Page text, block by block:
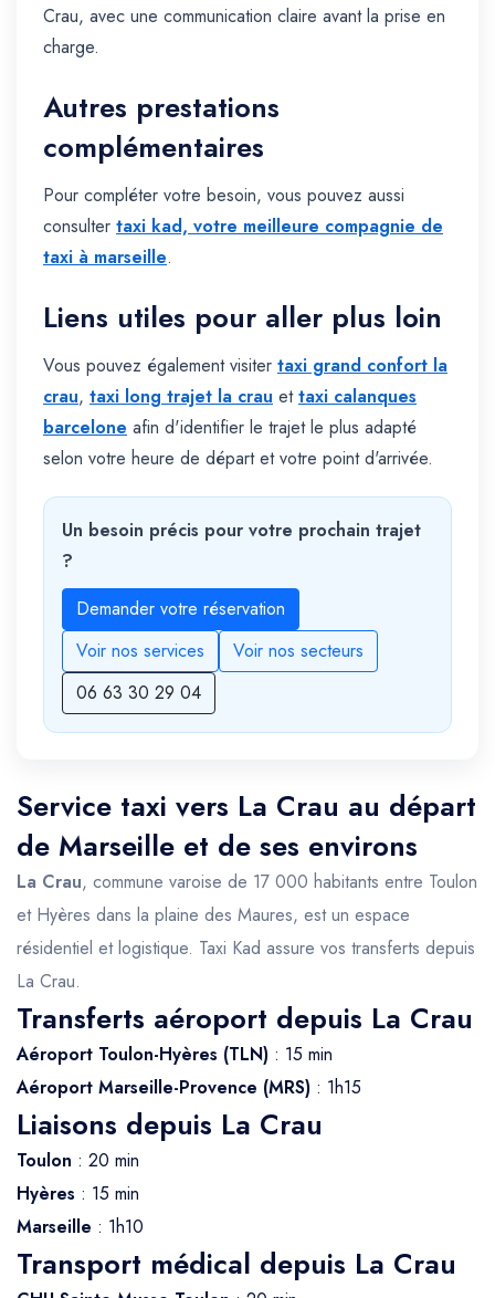
Crau, avec une communication claire avant la prise en
charge.
Autres prestations
complémentaires
Pour compléter votre besoin, vous pouvez aussi
consulter taxi kad, votre meilleure compagnie de
taxi à marseille.
Liens utiles pour aller plus loin
Vous pouvez également visiter taxi grand confort la
crau, taxi long trajet la crau ettaxi calanques
barcelone afin d'identifier le trajet le plus adapté
selon votre heure de départ et votre point d'arrivée.
Un besoin précis pour votre prochain trajet
?
Demander votre réservation
Voir nos services
Voir nos secteurs
06 63 30 29 04
Service taxi vers La Crau au départ
de Marseille et de ses environs
La Crau, commune varoise de 17 000 habitants entre Toulon
et Hyères dans la plaine des Maures, est un espace
résidentiel et logistique. Taxi Kad assure vos transferts depuis
La Crau.
Transferts aéroport depuis La Crau
Aéroport Toulon-Hyères (TLN) : 15 min
Aéroport Marseille-Provence (MRS) : 1h15
Liaisons depuis La Crau
Toulon : 20 min
Hyères : 15 min
Marseille : 1h10
Transport médical depuis La Crau